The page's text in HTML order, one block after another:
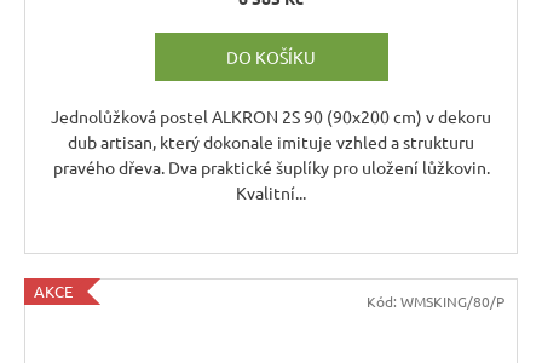
DO KOŠÍKU
Jednolůžková postel ALKRON 2S 90 (90x200 cm) v dekoru
dub artisan, který dokonale imituje vzhled a strukturu
pravého dřeva. Dva praktické šuplíky pro uložení lůžkovin.
Kvalitní...
AKCE Kód: WMSKING/80/P